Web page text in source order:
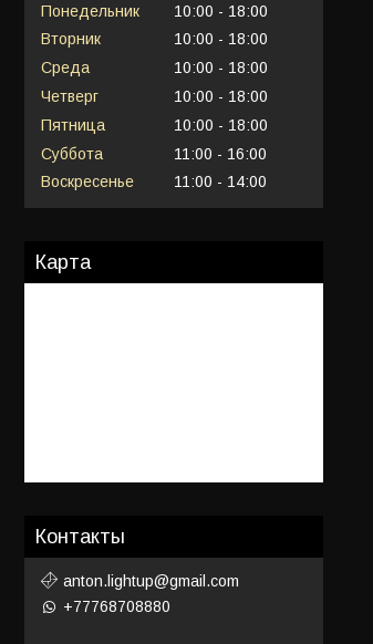
Понедельник 10:00
18:00
Вторник
10:00
18:00
Среда
10:00
18:00
Четверг
10:00
18:00
Пятница
10:00
18:00
Суббота
11:00
16:00
Воскресенье
11:00 14:00
Карта
Контакты
anton.lightup@gmail.com
+77768708880